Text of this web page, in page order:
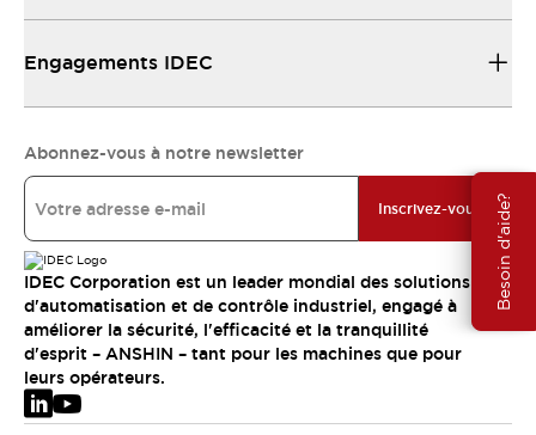
Besoin d'aide?
Engagements IDEC
Abonnez-vous à notre newsletter
Inscrivez-vous
IDEC Corporation est un leader mondial des solutions
d'automatisation et de contrôle industriel, engagé à
améliorer la sécurité, l'efficacité et la tranquillité
d'esprit – ANSHIN – tant pour les machines que pour
leurs opérateurs.